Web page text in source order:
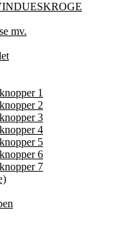
mv.
1
2
3
4
5
6
7